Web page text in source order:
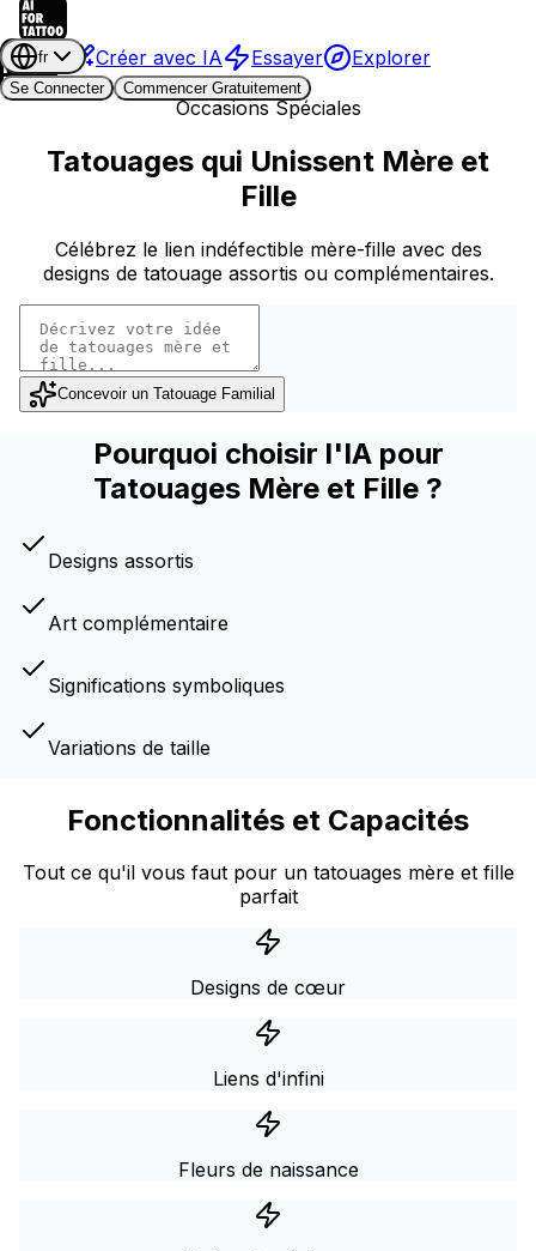
Créer avec IA Essayer Explorer
fr
Se Connecter
Commencer Gratuitement
Occasions Spéciales
Tatouages qui Unissent Mère et
Fille
Célébrez le lien indéfectible mère-fille avec des
designs de tatouage assortis ou complémentaires.
Concevoir un Tatouage Familial
Pourquoi choisir l'IA pour
Tatouages Mère et Fille ?
Designs assortis
Art complémentaire
Significations symboliques
Variations de taille
Fonctionnalités et Capacités
Tout ce qu'il vous faut pour un tatouages mère et fille
parfait
Designs de cœur
Liens d'infini
Fleurs de naissance